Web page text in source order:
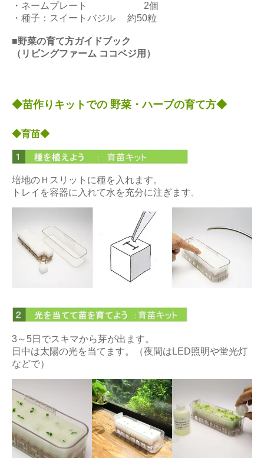
・ネームプレート 2個
・種子：スイートバジル 約50粒
■野菜の育て方ガイドブック
（リビングファーム ココベジ用）
◆苗作りキットでの 野菜・ハーブの育て方◆
◆育苗◆
培地のＨスリットに種を入れます。
トレイを容器に入れて水を充分に注ぎます。
3～5日でスキマから芽が出ます。
日中は太陽の光を当てます。（夜間はLED照明や蛍光灯
などで）